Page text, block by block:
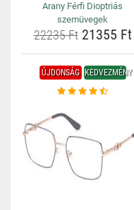
Arany Férfi Dioptriás
szemüvegek
22235 Ft21355 Ft
ÚJDONSÁG KEDVEZMÉNY